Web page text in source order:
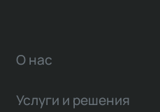
О нас
Услуги и решения